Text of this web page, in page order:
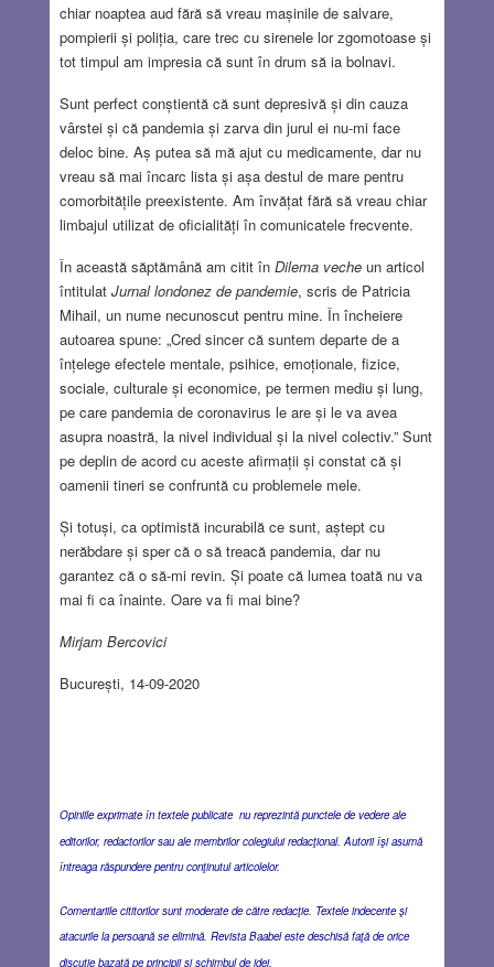
chiar noaptea aud fără să vreau mașinile de salvare,
pompierii și poliția, care trec cu sirenele lor zgomotoase și
tot timpul am impresia că sunt în drum să ia bolnavi.
Sunt perfect conștientă că sunt depresivă și din cauza
vârstei și că pandemia și zarva din jurul ei nu-mi face
deloc bine. Aș putea să mă ajut cu medicamente, dar nu
vreau să mai încarc lista și așa destul de mare pentru
comorbitățile preexistente. Am învățat fără să vreau chiar
limbajul utilizat de oficialități în comunicatele frecvente.
În această săptămână am citit în Dilema vecheun articol
întitulat Jurnal londonez de pandemie, scris de Patricia
Mihail, un nume necunoscut pentru mine. În încheiere
autoarea spune: „Cred sincer că suntem departe de a
înțelege efectele mentale, psihice, emoționale, fizice,
sociale, culturale și economice, pe termen mediu și lung,
pe care pandemia de coronavirus le are și le va avea
asupra noastră, la nivel individual și la nivel colectiv.” Sunt
pe deplin de acord cu aceste afirmații și constat că și
oamenii tineri se confruntă cu problemele mele.
Și totuși, ca optimistă incurabilă ce sunt, aștept cu
nerăbdare și sper că o să treacă pandemia, dar nu
garantez că o să-mi revin. Și poate că lumea toată nu va
mai fi ca înainte. Oare va fi mai bine?
Mirjam Bercovici
București, 14-09-2020
Opiniile exprimate în textele publicate nu reprezintă punctele de vedere ale
editorilor, redactorilor sau ale membrilor colegiului redacţional. Autorii îşi asumă
întreaga răspundere pentru conţinutul articolelor.
Comentariile cititorilor sunt moderate de către redacţie. Textele indecente şi
atacurile la persoană se elimină. Revista Baabel este deschisă faţă de orice
discuţie bazată pe principii şi schimbul de idei.